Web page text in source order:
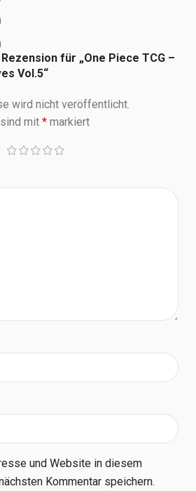
für „One Piece TCG –
Vol.5“
wird nicht veröffentlicht.
mit * markiert
und Website in diesem
Kommentar speichern.